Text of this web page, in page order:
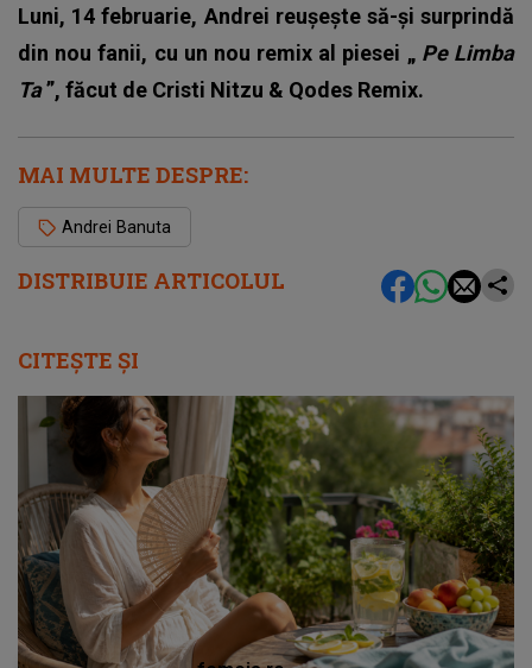
DISTRIBUIE ARTICOLUL
Luni, 14 februarie, Andrei reușește să-și surprindă
din nou fanii, cu un nou remix al piesei „ Pe Limba
Ta”, făcut de Cristi Nitzu & Qodes Remix.
MAI MULTE DESPRE:
Andrei Banuta
CITEȘTE ȘI